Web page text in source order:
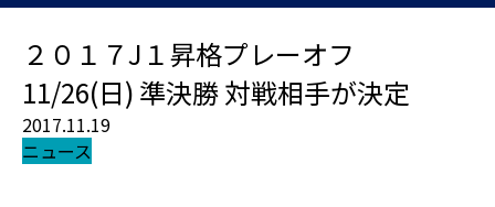
２０１７J１昇格プレーオフ
11/26(日) 準決勝 対戦相手が決定
2017.11.19
ニュース